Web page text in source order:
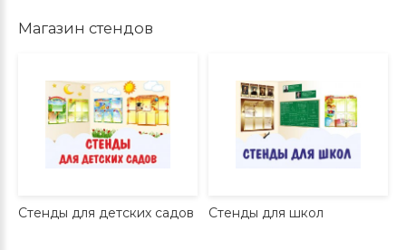
Магазин стендов
Стенды для детских садов Стенды для школ